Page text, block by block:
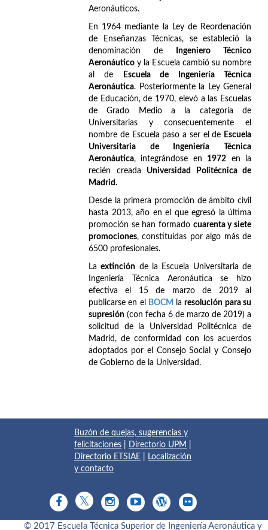
Aeronáuticos.
En 1964 mediante la Ley de Reordenación
de Enseñanzas Técnicas, se estableció la
denominación de
Ingeniero Técnico
Aeronáutico y la Escuela cambió su nombre
al de
Escuela de Ingeniería Técnica
Aeronáutica. Posteriormente la Ley General
de Educación, de 1970, elevó a las Escuelas
de Grado Medio a la categoría de
Universitarias y consecuentemente el
nombre de Escuela paso a ser el de Escuela
Universitaria de Ingeniería Técnica
Aeronáutica, integrándose en 1972 en la
recién creada Universidad Politécnica de
Madrid.
Desde la primera promoción de ámbito civil
hasta 2013, año en el que egresó la última
promoción se han formado cuarenta y siete
promociones, constituidas por algo más de
6500 profesionales.
Laextinción de la Escuela Universitaria de
Ingeniería Técnica Aeronáutica se hizo
efectiva el 15 de marzo de 2019 al
publicarse en el
BOCM laresolución para su
supresión (con fecha 6 de marzo de 2019) a
solicitud de la Universidad Politécnica de
Madrid, de conformidad con los acuerdos
adoptados por el Consejo Social y Consejo
de Gobierno de la Universidad.
Buzón de quejas, sugerencias y
felicitaciones
Directorio UPM
Directorio ETSIAE
Localización
y contacto
© 2017 Escuela Técnica Superior de Ingeniería Aeronáutica y